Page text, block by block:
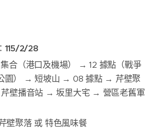
115/2/28
合（港口及機場） → 12 據點（戰爭
園） → 短坡山 → 08 據點 → 芹壁聚
壁播音站 → 坂里大宅 → 營區老舊軍
壁聚落 或 特色風味餐